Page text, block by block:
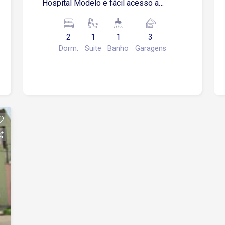
Hospital Modelo e fácil acesso a
ambientes Cozinha Banheiro Área de
serviço Quintal 3 vagas, sendo 2
cobertas.
2
Dorm.
1
Suite
1
Banho
3
Garagens